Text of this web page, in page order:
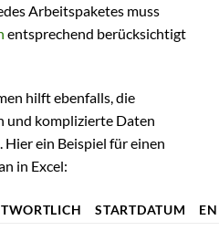
Arbeitspaketes muss
entsprechend berücksichtigt
hilft ebenfalls, die
und komplizierte Daten
ein Beispiel für einen
in Excel:
STARTDATUM